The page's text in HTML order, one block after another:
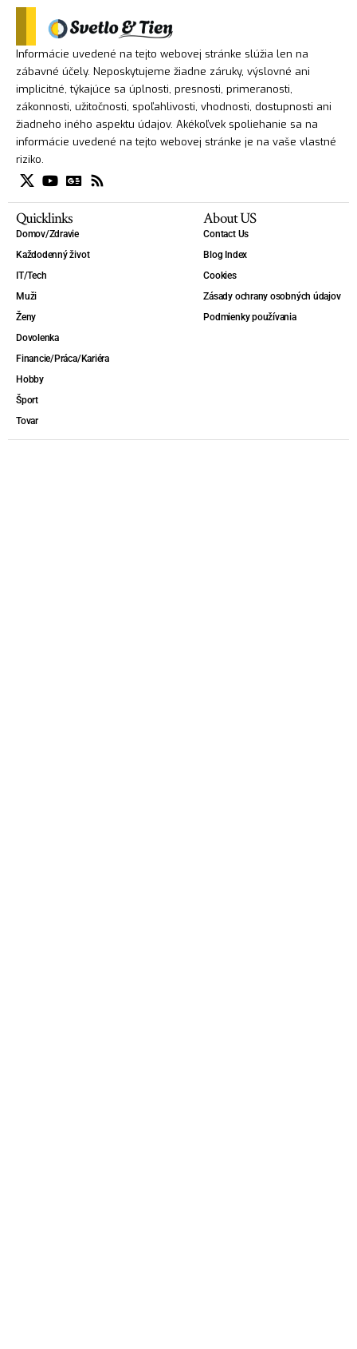
Informácie uvedené na tejto webovej stránke slúžia len na
zábavné účely. Neposkytujeme žiadne záruky, výslovné ani
implicitné, týkajúce sa úplnosti, presnosti, primeranosti,
zákonnosti, užitočnosti, spoľahlivosti, vhodnosti, dostupnosti ani
žiadneho iného aspektu údajov. Akékoľvek spoliehanie sa na
informácie uvedené na tejto webovej stránke je na vaše vlastné
riziko.
Quicklinks
Domov/Zdravie
Každodenný život
IT/Tech
Muži
Ženy
Dovolenka
Financie/Práca/Kariéra
Hobby
Šport
Tovar
About US
Contact Us
Blog Index
Cookies
Zásady ochrany osobných údajov
Podmienky používania